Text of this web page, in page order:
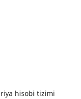
hisobi tizimi